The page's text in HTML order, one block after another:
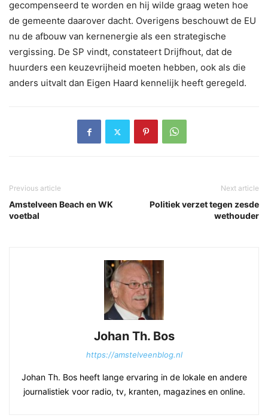
gecompenseerd te worden en hij wilde graag weten hoe
de gemeente daarover dacht. Overigens beschouwt de EU
nu de afbouw van kernenergie als een strategische
vergissing. De SP vindt, constateert Drijfhout, dat de
huurders een keuzevrijheid moeten hebben, ook als die
anders uitvalt dan Eigen Haard kennelijk heeft geregeld.
Previous article
Amstelveen Beach en WK
voetbal
Next article
Politiek verzet tegen zesde
wethouder
Johan Th. Bos
https://amstelveenblog.nl
Johan Th. Bos heeft lange ervaring in de lokale en andere
journalistiek voor radio, tv, kranten, magazines en online.